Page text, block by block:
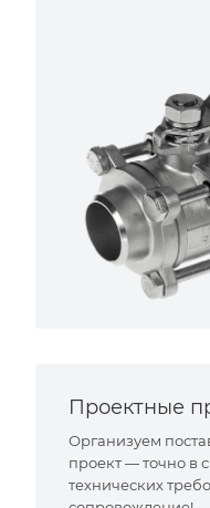
Проектные
Организуем
проект — точно в
технических